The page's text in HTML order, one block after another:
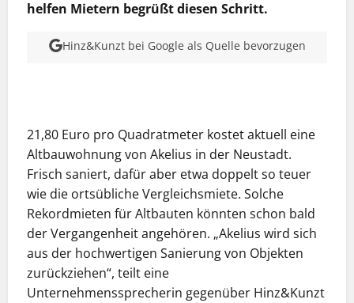
helfen Mietern begrüßt diesen Schritt.
Hinz&Kunzt bei Google als Quelle bevorzugen
21,80 Euro pro Quadratmeter kostet aktuell eine
Altbauwohnung von Akelius in der Neustadt.
Frisch saniert, dafür aber etwa doppelt so teuer
wie die ortsübliche Vergleichsmiete. Solche
Rekordmieten für Altbauten könnten schon bald
der Vergangenheit angehören. „Akelius wird sich
aus der hochwertigen Sanierung von Objekten
zurückziehen“, teilt eine
Unternehmenssprecherin gegenüber Hinz&Kunzt